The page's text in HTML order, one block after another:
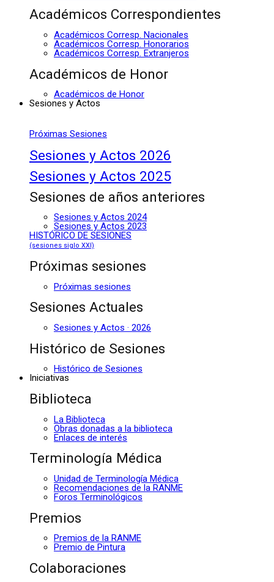
Académicos Correspondientes
Académicos Corresp. Nacionales
Académicos Corresp. Honorarios
Académicos Corresp. Extranjeros
Académicos de Honor
Académicos de Honor
Sesiones y Actos
Próximas Sesiones
Sesiones y Actos 2026
Sesiones y Actos 2025
Sesiones de años anteriores
Sesiones y Actos 2024
Sesiones y Actos 2023
HISTÓRICO DE SESIONES
(sesiones siglo XXI)
Próximas sesiones
Próximas sesiones
Sesiones Actuales
Sesiones y Actos · 2026
Histórico de Sesiones
Histórico de Sesiones
Iniciativas
Biblioteca
La Biblioteca
Obras donadas a la biblioteca
Enlaces de interés
Terminología Médica
Unidad de Terminología Médica
Recomendaciones de la RANME
Foros Terminológicos
Premios
Premios de la RANME
Premio de Pintura
Colaboraciones